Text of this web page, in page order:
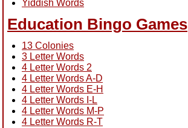
Yiddish Words
Education Bingo Games
13 Colonies
3 Letter Words
4 Letter Words 2
4 Letter Words A-D
4 Letter Words E-H
4 Letter Words I-L
4 Letter Words M-P
4 Letter Words R-T